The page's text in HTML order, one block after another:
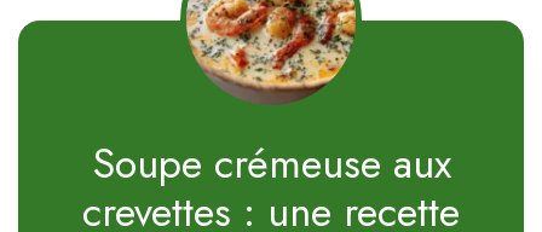
Soupe crémeuse aux
crevettes : une recette